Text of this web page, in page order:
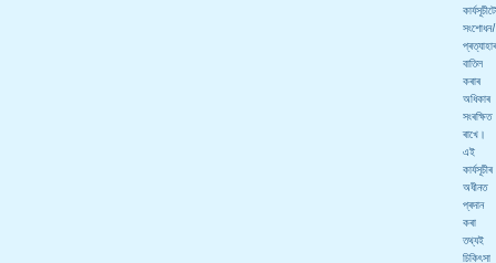
সংশোধন/
বাতিল
কৰাৰ
অধিকাৰ
সংৰক্ষিত
ৰাখে।
এই
কাৰ্যসূচীৰ
অধীনত
প্ৰদান
কৰা
তথ্যই
চিকিৎসা